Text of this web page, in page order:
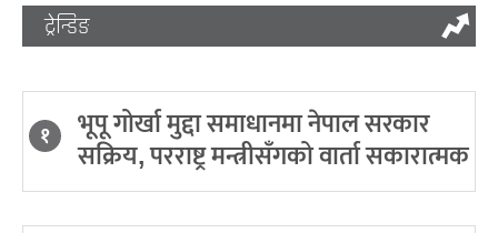
ट्रेन्डिङ
१ भूपू गोर्खा मुद्दा समाधानमा नेपाल सरकार
सक्रिय, परराष्ट्र मन्त्रीसँगको वार्ता सकारात्मक